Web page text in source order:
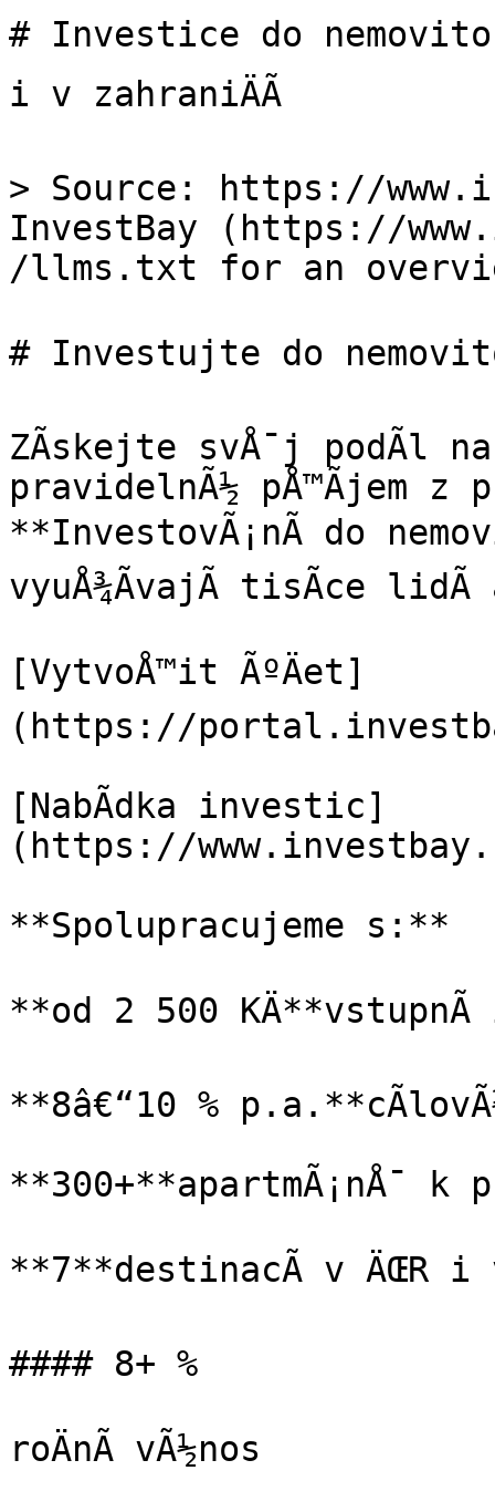
# Investice do
i v zahraniÄÃ­
> Source: https://
InvestBay (https://
/llms.txt for an
# Investujte do
ZÃ­skejte svÅ¯j podÃ­l
pravidelnÃ½ pÅ™Ã­jem
**InvestovÃ¡nÃ­ do
vyuÅ¾Ã­vajÃ­ tisÃ­ce
[VytvoÅ™it ÃºÄet]
(https://
[NabÃ­dka investic]
(https://
**Spolupracujeme s:**
**od 2 500
**8â€“10 %
**300+**apartmÃ¡nÅ¯ k
**7**destinacÃ­ v ÄŒR i
#### 8+ %
roÄnÃ­ vÃ½nos